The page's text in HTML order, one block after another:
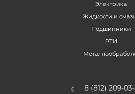
Электрика
Жидкости и
Подшипники
РТИ
8 (812) 209-